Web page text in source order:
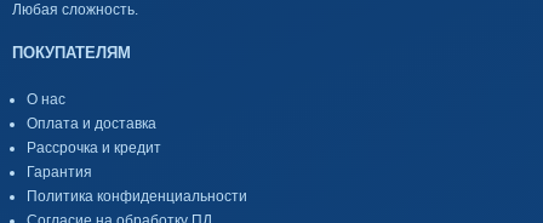
Любая сложность.
ПОКУПАТЕЛЯМ
О нас
Оплата и доставка
Рассрочка и кредит
Гарантия
Политика конфиденциальности